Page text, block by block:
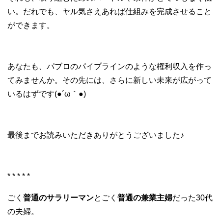
い。だれでも、ヤル気さえあれば仕組みを完成させること
ができます。
あなたも、パブロのパイプラインのような権利収入を作っ
てみませんか。その先には、さらに新しい未来が広がって
いるはずです(●´ω｀●)
最後までお読みいただきありがとうございました♪
* * * * *
ごく 普通のサラリーマンとごく 普通の兼業主婦だった30代
の夫婦。